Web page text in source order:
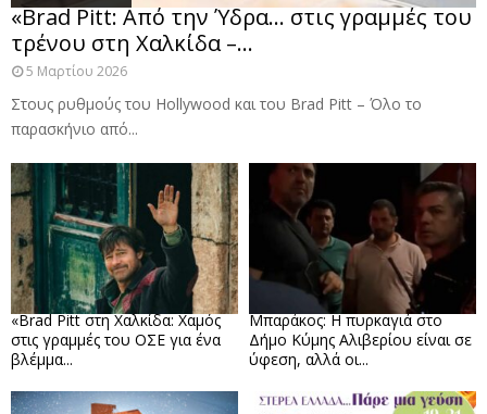
«Brad Pitt: Από την Ύδρα… στις γραμμές του
τρένου στη Χαλκίδα –...
5 Μαρτίου 2026
Στους ρυθμούς του Hollywood και του Brad Pitt – Όλο το
παρασκήνιο από...
«Brad Pitt στη Χαλκίδα: Χαμός
στις γραμμές του ΟΣΕ για ένα
βλέμμα...
Μπαράκος: Η πυρκαγιά στο
Δήμο Κύμης Αλιβερίου είναι σε
ύφεση, αλλά οι...